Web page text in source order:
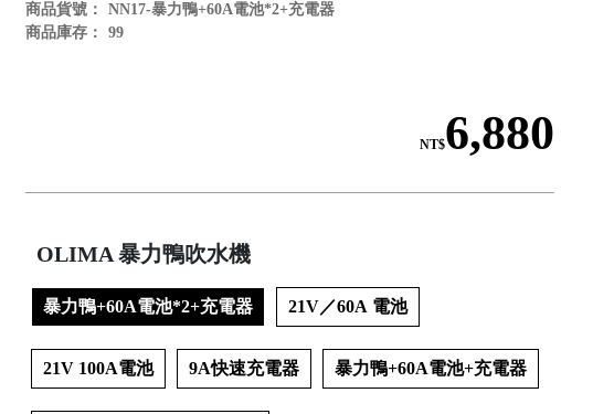
商品貨號：
NN17-暴力鴨+60A電池*2+充電器
商品庫存：
99
NT$6,880
OLIMA 暴力鴨吹水機
暴力鴨+60A電池*2+充電器 21V／60A 電池
21V 100A電池 9A快速充電器 暴力鴨+60A電池+充電器